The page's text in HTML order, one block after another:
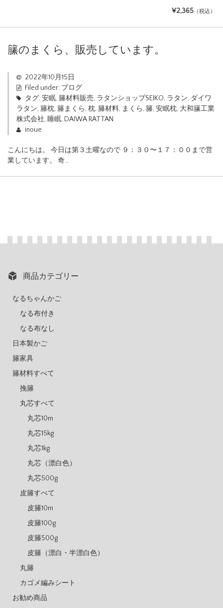
¥2,365 （税込）
籘のまくら、販売しています。
2022年10月15日
Filed under: ブログ
タグ:安眠, 籐材料販売, ラタンショップSEIKO, ラタン, ダイワ
ラタン, 籐枕, 籐まくら, 枕, 籐材料, まくら, 籐, 安眠枕, 大和籘工業
株式会社, 睡眠, DAIWA RATTAN
inoue
こんにちは。 今日は第３土曜なので ９：３０〜１７：００まで営
業しています。 奇…
商品カテゴリー
なるちゃんかご
なる布付き
なる布なし
日本製かご
籐家具
籐材料すべて
挽籐
丸芯すべて
丸芯10m
丸芯15kg
丸芯1kg
丸芯（漂白色）
丸芯500g
皮籐すべて
皮籐10m
皮籐100g
皮籐500g
皮籐（漂白・半漂白色）
丸籐
カゴメ編みシート
お勧め商品